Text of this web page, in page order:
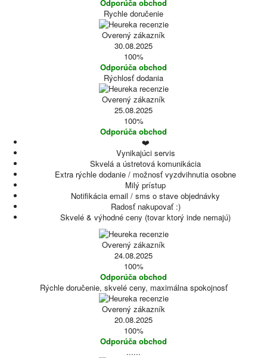
Odporúča obchod
Rychle doručenie
Overený zákazník
30.08.2025
100%
Odporúča obchod
Rýchlosť dodania
Overený zákazník
25.08.2025
100%
Odporúča obchod
❤️
Vynikajúci servis
Skvelá a ústretová komunikácia
Extra rýchle dodanie / možnosť vyzdvihnutia osobne
Milý prístup
Notifikácia email / sms o stave objednávky
Radosť nakupovať :)
Skvelé & výhodné ceny (tovar ktorý inde nemajú)
Overený zákazník
24.08.2025
100%
Odporúča obchod
Rýchle doručenie, skvelé ceny, maximálna spokojnosť
Overený zákazník
20.08.2025
100%
Odporúča obchod
......